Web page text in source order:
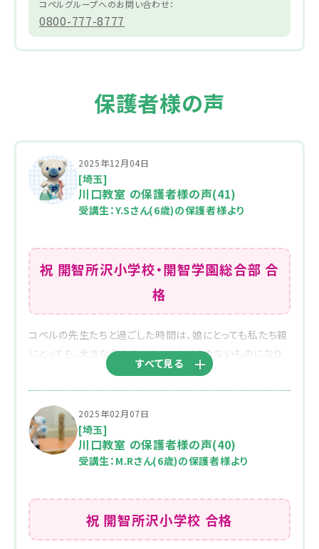
コペルグループへのお問い合わせ：
0800-777-8777
保護者様の声
2025年12月04日
[埼玉]
川口教室 の保護者様の声(41)
受講生：Y.Sさん(6歳)の保護者様より
祝 開智所沢小学校・開智学園総合部 合
格
コペルの先生たちと過ごした時間は、娘にとっても私たち親
にとっても、大きな支えであり、かけがえのないものになり
何より印象的だったのは、先生方が徹底的に「子ども一人
ひとり」と向き合ってくださったことです。
単にカリキュラムをこなすのではなく、子どもの性格や得
意・不得意を丁寧に理解した上で、その子に合った指導をし
ていただけたと感じています。
また、第一志望校に向けた対策も非常に的確でした。
他の塾では志望校別のクラス分けや時間割が固定されて
おり、個別の柔軟な対応が難しい印象でしたが、コペルでは
すべて見る
2025年02月07日
[埼玉]
川口教室 の保護者様の声(40)
受講生：M.Rさん(6歳)の保護者様より
祝 開智所沢小学校 合格